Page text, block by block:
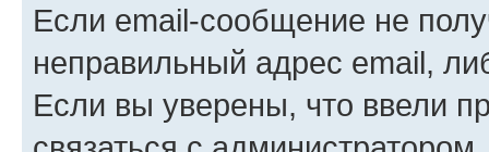
Если email-сообщение не
неправильный адрес email,
Если вы уверены, что ввели